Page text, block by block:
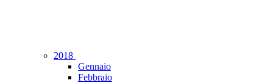
2018
Gennaio
Febbraio